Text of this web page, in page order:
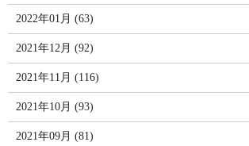
2022年01月 (63)
2021年12月 (92)
2021年11月 (116)
2021年10月 (93)
2021年09月 (81)